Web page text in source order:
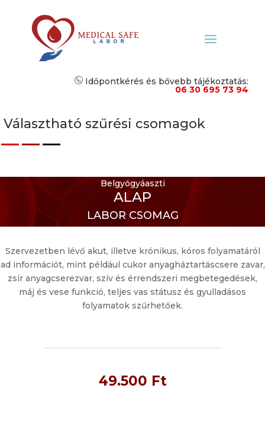
Időpontkérés és bővebb tájékoztatás:
06 30 695 73 94
Választható szűrési csomagok
Belgyógyáaszti
ALAP
LABOR CSOMAG
Szervezetben lévő akut, illetve krónikus, kóros folyamatáról
ad információt, mint például cukor anyagháztartáscsere zavar,
zsír anyagcserezvar, szív és érrendszeri megbetegedések,
máj és vese funkció, teljes vas státusz és gyulladásos
folyamatok szűrhetőek.
49.500 Ft